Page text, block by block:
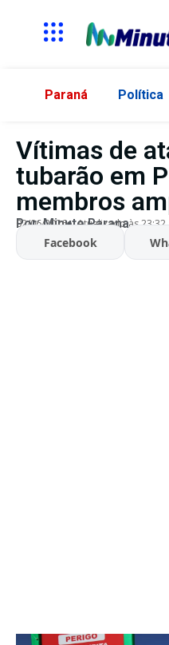
Paraná Política
Vítimas de
tubarão em
membros
Por:Minuto Parana
02/06/2026 Atualizado às 23:32
Facebook